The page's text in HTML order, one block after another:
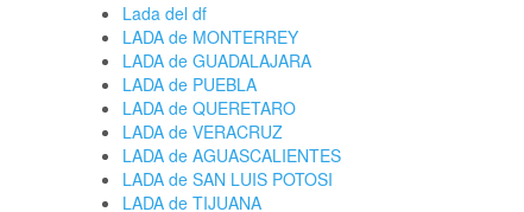
Lada del df
LADA de MONTERREY
LADA de GUADALAJARA
LADA de PUEBLA
LADA de QUERETARO
LADA de VERACRUZ
LADA de AGUASCALIENTES
LADA de SAN LUIS POTOSI
LADA de TIJUANA